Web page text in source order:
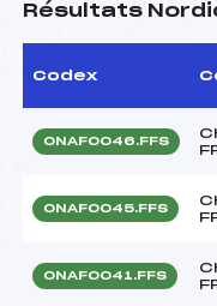
Résultats
Codex
ONAF0046.FFS
ONAF0045.FFS
ONAF0041.FFS